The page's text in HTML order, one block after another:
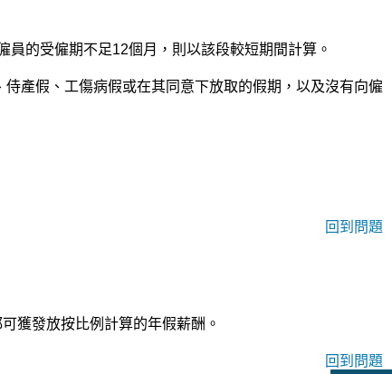
的受僱期不足12個月，則以該段較短期間計算。
產假、工傷病假或在其同意下放取的假期，以及沒有向僱
回到問題
獲發放按比例計算的年假薪酬。
回到問題